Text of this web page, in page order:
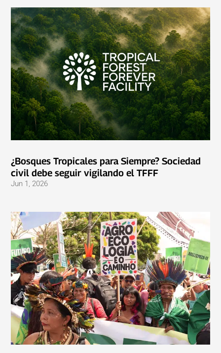
¿Bosques Tropicales para Siempre? Sociedad
civil debe seguir vigilando el TFFF
Jun 1, 2026